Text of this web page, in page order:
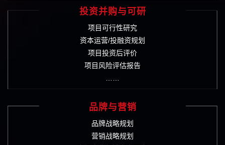
投资并购与可研
项目可行性研究
资本运营/投融资规划
项目投资后评价
项目风险评估报告
……
品牌与营销
品牌战略规划
营销战略规划